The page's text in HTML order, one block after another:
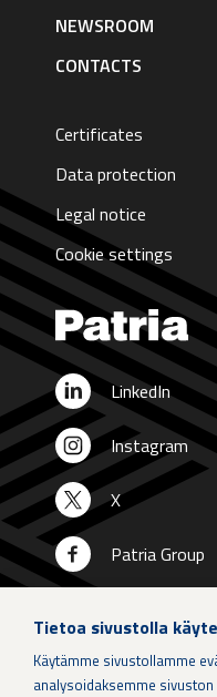
NEWSROOM
CONTACTS
Certificates
Data protection
Legal notice
Cookie settings
LinkedIn
Instagram
X
Patria Group
When if is not an
Tietoa sivustolla
Käytämme sivustollamme
analysoidaksemme